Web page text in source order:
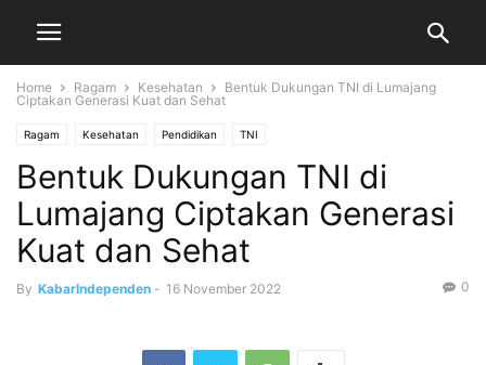
Home Ragam Kesehatan
Bentuk Dukungan TNI di Lumajang
Ciptakan Generasi Kuat dan Sehat
Ragam Kesehatan Pendidikan TNI
Bentuk Dukungan TNI di
Lumajang Ciptakan Generasi
Kuat dan Sehat
By KabarIndependen - 16 November 2022 0